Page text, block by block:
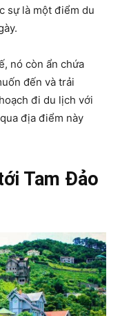
sự là một điểm du
nó còn ẩn chứa
đến và trải
đi du lịch với
địa điểm này
Tam Đảo